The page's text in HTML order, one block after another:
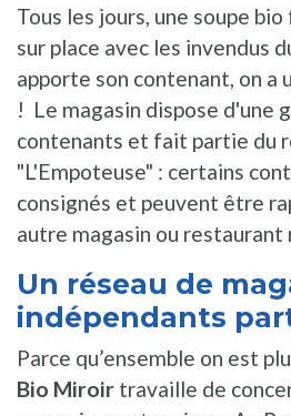
Tous les jours, une soupe
sur place avec les invendus
apporte son contenant, on a
! Le magasin dispose d'une
contenants et fait partie du
"L'Empoteuse" : certains
consignés et peuvent être
autre magasin ou restaurant
Un réseau de
indépendants
Parce qu’ensemble on est
Bio Miroir travaille de